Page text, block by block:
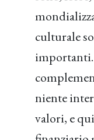
culturale
niente
valori, e